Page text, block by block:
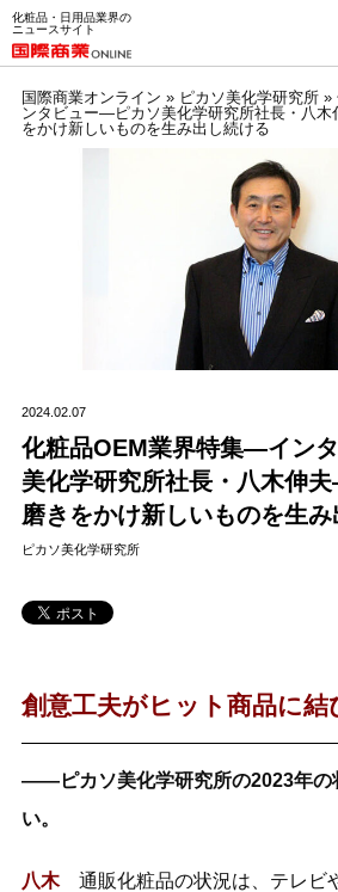
化粧品・日用品業界の
ニュースサイト
国際商業オンライン » ピカソ美化学研究所»
ンタビュー―ピカソ美化学研究所社長・八
をかけ新しいものを生み出し続ける
2024.02.07
化粧品OEM業界特集―イン
美化学研究所社長・八木伸
磨きをかけ新しいものを生
ピカソ美化学研究所
創意工夫がヒット商品に結
――ピカソ美化学研究所の2023年の
い。
八木通販化粧品の状況は、テレビ